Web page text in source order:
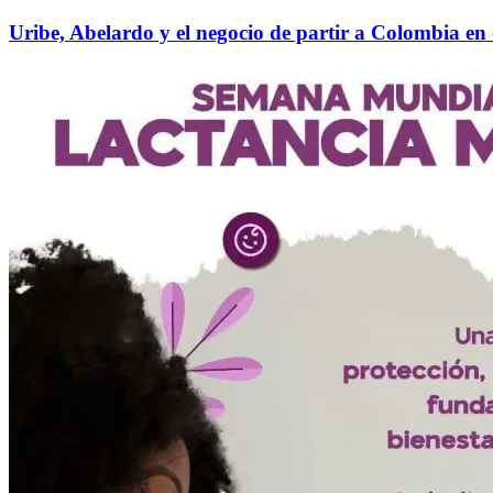
Uribe, Abelardo y el negocio de partir a Colombia en